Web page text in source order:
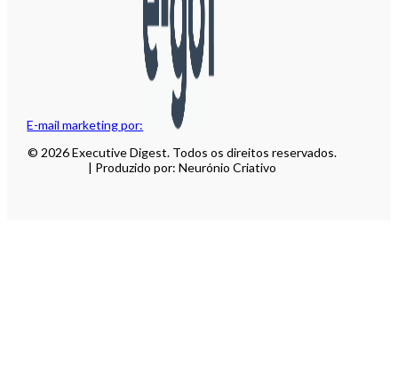
E-mail marketing por:
© 2026 Executive Digest. Todos os direitos reservados.
| Produzido por: Neurónio Criativo